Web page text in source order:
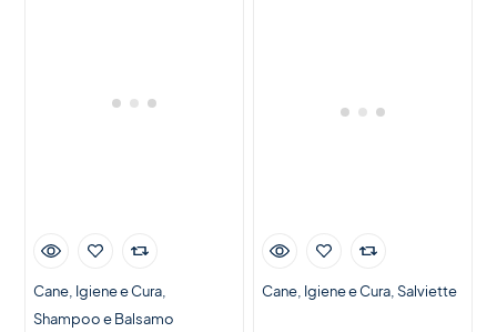
Cane Igiene e Cura
Shampoo e Balsamo
Cane Igiene e Cura Salviette